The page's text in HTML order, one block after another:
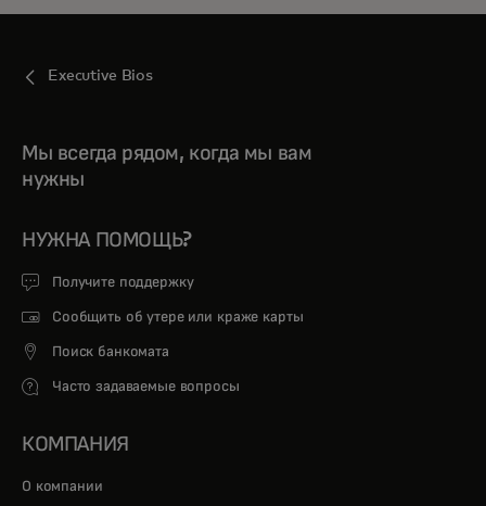
Executive Bios
Мы всегда рядом, когда мы вам
нужны
НУЖНА ПОМОЩЬ?
Получите поддержку
Сообщить об утере или краже карты
Поиск банкомата
Часто задаваемые вопросы
КОМПАНИЯ
О компании